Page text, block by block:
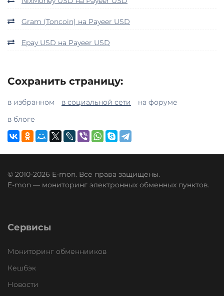
Gram (Toncoin) на Payeer USD
Epay USD на Payeer USD
Сохранить страницу:
в избранном в социальной сети
на форуме
в блоге
© 2010-2026 E-mon. Все права защищены.
E-mon — мониторинг электронных обменных пунктов.
Сервисы
Мониторинг обменнииков
Кешбэк
Новости